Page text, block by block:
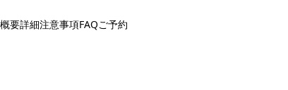
概要詳細注意事項FAQご予約